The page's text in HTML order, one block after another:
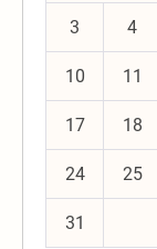
3 4
10 11
17 18
24 25
31